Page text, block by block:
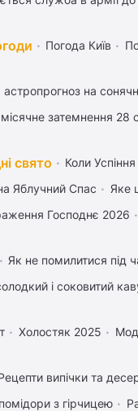
Погода Київ
астропрогноз на
затемнення 28
свято Коли
Яблучний Спас
Яке
Господнє 2026
Як не помилитися під
і соковитий
Холостяк 2025
випічки та
з гірчицею